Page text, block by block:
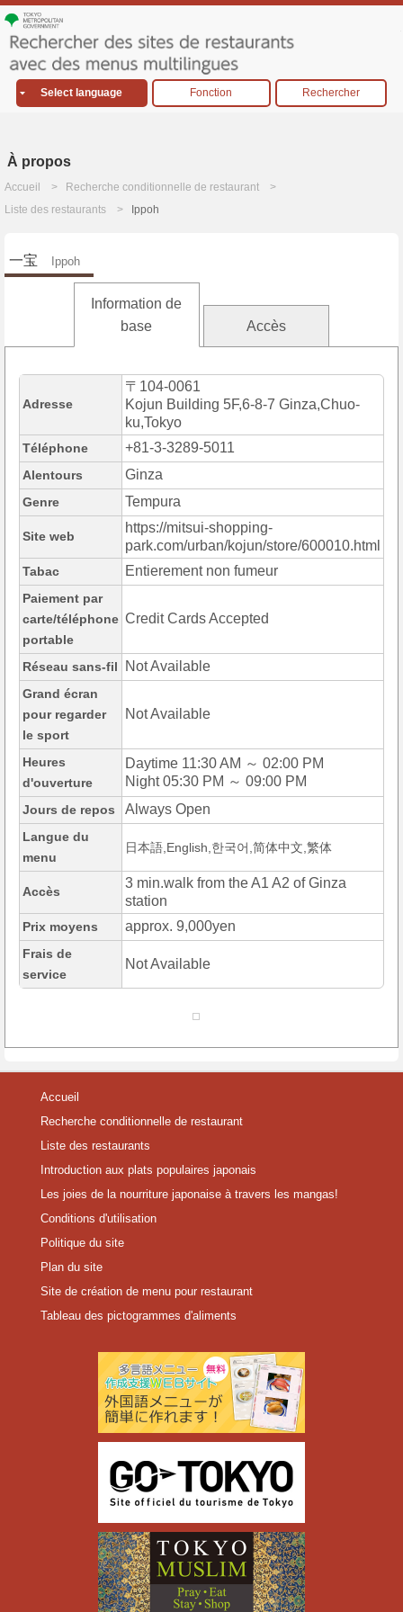
Select language Fonction Rechercher
À propos
Accueil
Recherche conditionnelle de restaurant
Liste des restaurants
Ippoh
一宝 Ippoh
Information de
base
Accès
Adresse
〒104-0061
Kojun Building 5F,6-8-7 Ginza,Chuo-
ku,Tokyo
Téléphone +81-3-3289-5011
Alentours Ginza
Genre Tempura
Site web
https://mitsui-shopping-
park.com/urban/kojun/store/600010.html
Tabac Entierement non fumeur
Paiement par
carte/téléphone
portable
Credit Cards Accepted
Réseau sans-fil Not Available
Grand écran
pour regarder
le sport
Not Available
Heures
d'ouverture
Daytime 11:30 AM ～ 02:00 PM
Night 05:30 PM ～ 09:00 PM
Jours de repos Always Open
Langue du
menu
日本語,English,한국어,简体中文,繁体
Accès
3 min.walk from the A1 A2 of Ginza
station
Prix moyens approx. 9,000yen
Frais de
service
Not Available
Accueil
Recherche conditionnelle de restaurant
Liste des restaurants
Introduction aux plats populaires japonais
Les joies de la nourriture japonaise à travers les mangas!
Conditions d'utilisation
Politique du site
Plan du site
Site de création de menu pour restaurant
Tableau des pictogrammes d'aliments